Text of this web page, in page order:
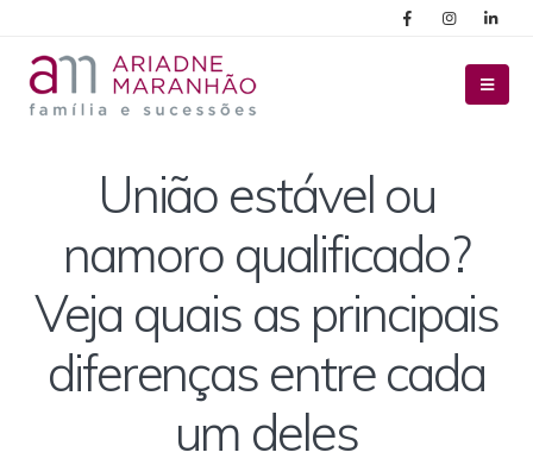
União estável ou
namoro qualificado?
Veja quais as principais
diferenças entre cada
um deles